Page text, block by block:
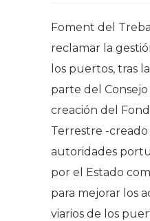
Foment del
reclamar la
los puertos, tras
parte del
creación del
Terrestre -
autoridades
por el Estado
para mejorar los
viarios de los